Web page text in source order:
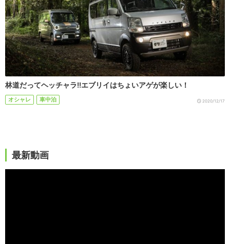
林道だってヘッチャラ!!エブリイはちょいアゲが楽しい！
オシャレ 車中泊 2020/12/17
最新動画